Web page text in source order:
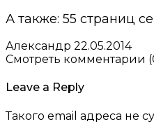
А также: 55 страниц
Александр 22.05.2014
Смотреть комментарии
Leave a Reply
Такого email адреса не